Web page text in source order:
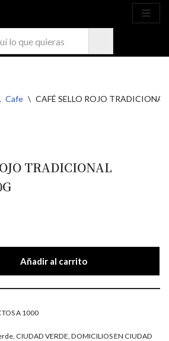
Cafe \ CAFÉ SELLO ROJO
TRADICIONAL
Añadir al carrito
A 1000
, CIUDAD VERDE, DOMICILIOS EN CIUDAD
Soacha
COMPRAR